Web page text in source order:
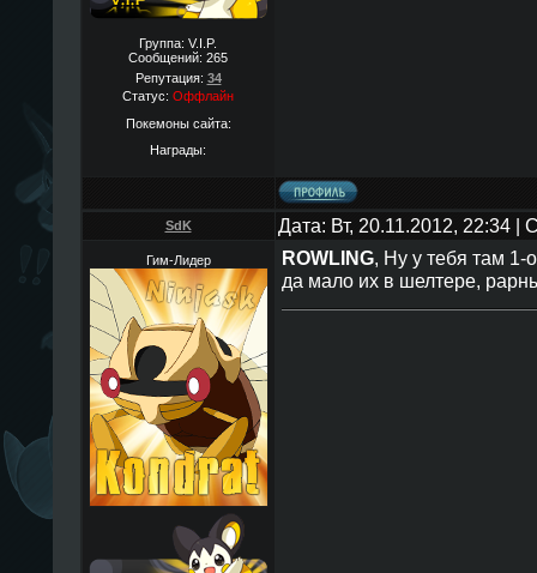
Группа: V.I.P.
Сообщений: 265
Репутация: 34
Статус: Оффлайн
Покемоны сайта:
Награды:
SdK Дата: Вт, 20.11.2012, 22:34
Гим-Лидер ROWLING, Ну у тебя там 1-
да мало их в шелтере,